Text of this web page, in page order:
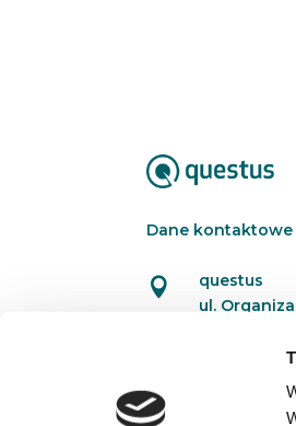
Dane kontaktowe

questus
ul.
601 098
